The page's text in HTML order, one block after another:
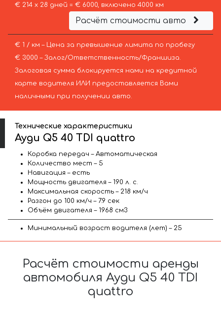
€ 214 х 28 дней = € 6000, включено 4000 км
Расчёт стоимости авто
€ 1 / км – Цена за превышение лимита по пробегу
€ 3000 – Залог/Ответственность/Франшиза.
Залоговая сумма блокируется нами на кредитной
карте водителя ИЛИ предоставляется Вами
наличными при получении авто.
Технические характеристики
Ауди Q5 40 TDI quattro
Коробка передач – Автоматическая
Количество мест – 5
Навигация – есть
Мощность двигателя – 190 л. с.
Максимальная скорость – 218 км/ч
Разгон до 100 км/ч – 7.9 сек
Объём двигателя – 1968 см3
Минимальный возраст водителя (лет) – 25
Расчёт стоимости аренды
автомобиля Ауди Q5 40 TDI
quattro